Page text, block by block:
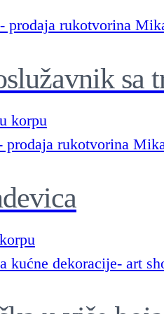
sa
korpu